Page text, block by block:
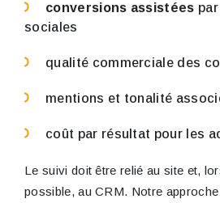
conversions assistées
sociales
qualité commerciale des
mentions et tonalité
coût par résultat pour les
Le suivi doit être relié au site et,
possible, au CRM. Notre approche